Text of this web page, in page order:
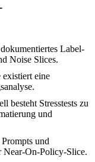
Label-
Noise Slices.
existiert eine
besteht Stresstests zu
und
und
Near-On-Policy-Slice.